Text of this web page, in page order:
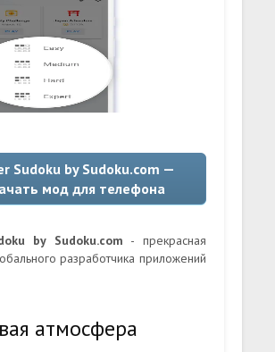
Sudoku by Sudoku.com —
мод для телефона
by Sudoku.com - прекрасная
разработчика приложений
атмосфера